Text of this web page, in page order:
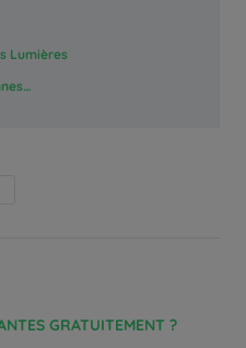
Lumières
GRATUITEMENT ?